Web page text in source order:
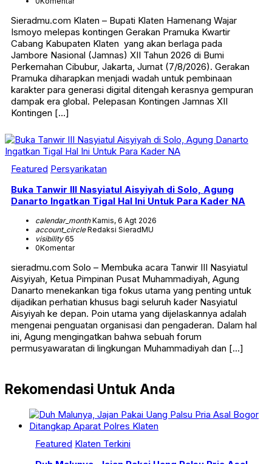
Sieradmu.com Klaten – Bupati Klaten Hamenang Wajar
Ismoyo melepas kontingen Gerakan Pramuka Kwartir
Cabang Kabupaten Klaten yang akan berlaga pada
Jambore Nasional (Jamnas) XII Tahun 2026 di Bumi
Perkemahan Cibubur, Jakarta, Jumat (7/8/2026). Gerakan
Pramuka diharapkan menjadi wadah untuk pembinaan
karakter para generasi digital ditengah kerasnya gempuran
dampak era global. Pelepasan Kontingen Jamnas XII
Kontingen […]
Featured Persyarikatan
Buka Tanwir III Nasyiatul Aisyiyah di Solo, Agung
Danarto Ingatkan Tigal Hal Ini Untuk Para Kader NA
calendar_monthKamis, 6 Agt 2026
account_circleRedaksi SieradMU
visibility65
0Komentar
sieradmu.com Solo – Membuka acara Tanwir III Nasyiatul
Aisyiyah, Ketua Pimpinan Pusat Muhammadiyah, Agung
Danarto menekankan tiga fokus utama yang penting untuk
dijadikan perhatian khusus bagi seluruh kader Nasyiatul
Aisyiyah ke depan. Poin utama yang dijelaskannya adalah
mengenai penguatan organisasi dan pengaderan. Dalam hal
ini, Agung mengingatkan bahwa sebuah forum
permusyawaratan di lingkungan Muhammadiyah dan […]
Rekomendasi Untuk Anda
Featured Klaten Terkini